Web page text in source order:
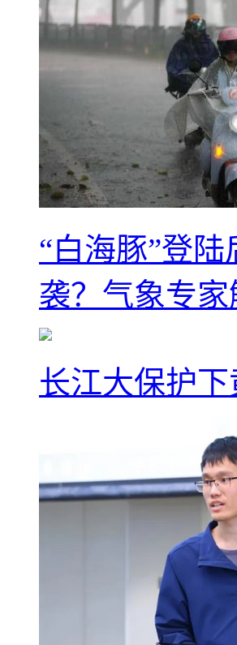
“白海豚”登
袭？气象专家
长江大保护